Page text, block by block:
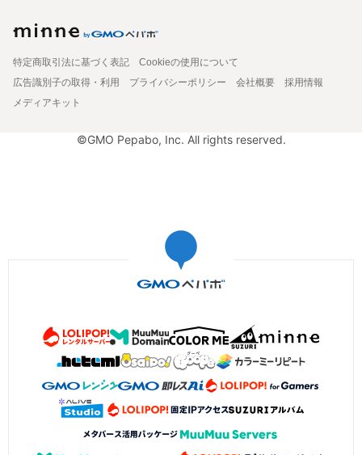
特定商取引法に基づく表記
Cookieの使用について
広告識別子の取得・利用
プライバシーポリシー 会社概要
採用情報
メディアキット
©GMO Pepabo, Inc. All rights reserved.